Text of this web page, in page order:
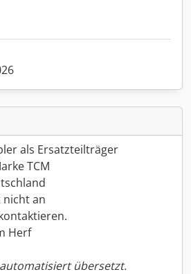
als Ersatzteilträger
TCM
nicht an
Herf
übersetzt.